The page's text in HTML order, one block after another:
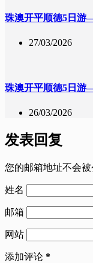
珠澳开平顺德5日
27/03/2026
珠澳开平顺德5日
26/03/2026
发表回复
您的邮箱地址不会被
姓名
邮箱
网站
添加评论 *